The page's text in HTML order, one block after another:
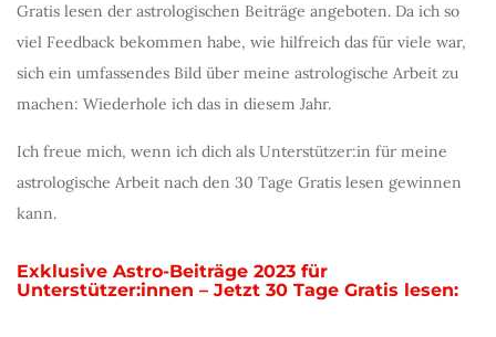
Gratis lesen der astrologischen Beiträge angeboten. Da ich so
viel Feedback bekommen habe, wie hilfreich das für viele war,
sich ein umfassendes Bild über meine astrologische Arbeit zu
machen: Wiederhole ich das in diesem Jahr.
Ich freue mich, wenn ich dich als Unterstützer:in für meine
astrologische Arbeit nach den 30 Tage Gratis lesen gewinnen
kann.
Exklusive Astro-Beiträge 2023 für
Unterstützer:innen – Jetzt 30 Tage Gratis lesen: